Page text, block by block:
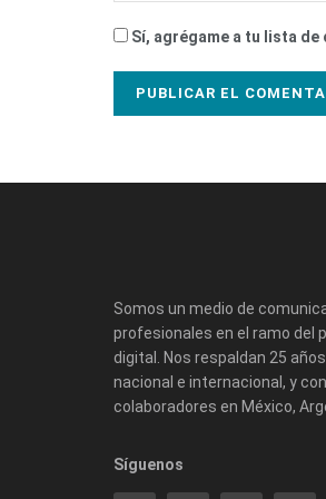
Sí, agrégame a tu lista de
Somos un medio de
profesionales en el ramo del
digital. Nos respaldan 25
nacional e internacional, y
colaboradores en México,
Síguenos